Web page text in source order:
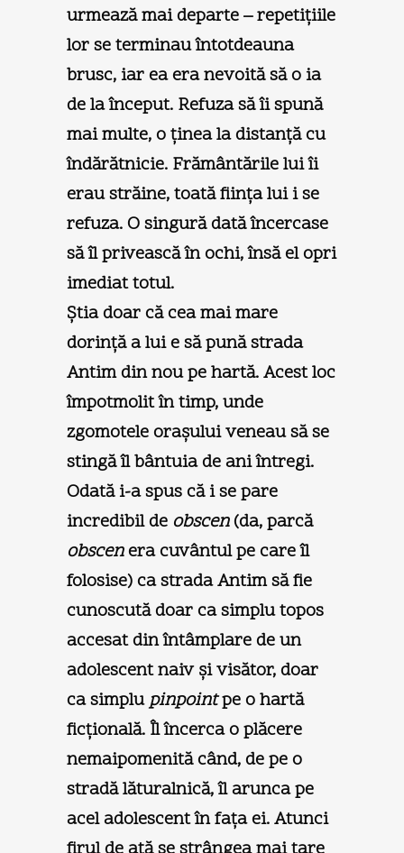
urmează mai departe – repetiţiile
lor se terminau întotdeauna
brusc, iar ea era nevoită să o ia
de la început. Refuza să îi spună
mai multe, o ţinea la distanţă cu
îndărătnicie. Frământările lui îi
erau străine, toată fiinţa lui i se
refuza. O singură dată încercase
să îl privească în ochi, însă el opri
imediat totul.
Ştia doar că cea mai mare
dorinţă a lui e să pună strada
Antim din nou pe hartă. Acest loc
împotmolit în timp, unde
zgomotele oraşului veneau să se
stingă îl bântuia de ani întregi.
Odată i-a spus că i se pare
incredibil de obscen(da, parcă
obscenera cuvântul pe care îl
folosise) ca strada Antim să fie
cunoscută doar ca simplu topos
accesat din întâmplare de un
adolescent naiv şi visător, doar
ca simplupinpointpe o hartă
ficţională. Îl încerca o plăcere
nemaipomenită când, de pe o
stradă lăturalnică, îl arunca pe
acel adolescent în faţa ei. Atunci